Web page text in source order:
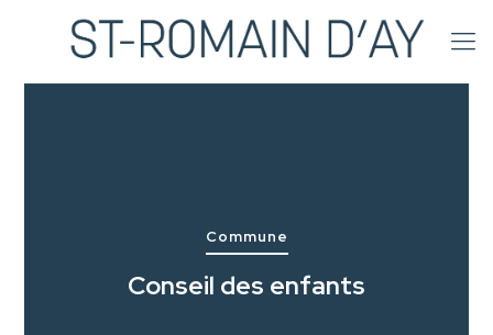
Commune
Conseil des enfants